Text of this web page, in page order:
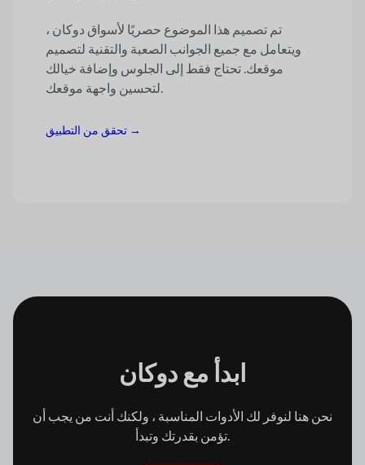
تم تصميم هذا الموضوع حصريًا لأسواق دوكان ،
ويتعامل مع جميع الجوانب الصعبة والتقنية لتصميم
موقعك. تحتاج فقط إلى الجلوس وإضافة خيالك
لتحسين واجهة موقعك.
تحقق من التطبيق →
ابدأ مع دوكان
نحن هنا لنوفر لك الأدوات المناسبة ، ولكنك أنت من يجب أن